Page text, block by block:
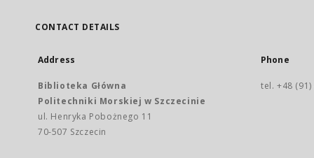
CONTACT DETAILS
Address
Biblioteka Główna
Politechniki Morskiej w Szczecinie
ul. Henryka Pobożnego 11
70-507 Szczecin
Phone
tel. +48